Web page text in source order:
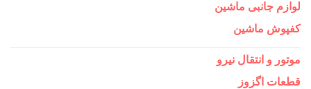
لوازم جانبی ماشین
کفپوش ماشین
موتور و انتقال نیرو
قطعات اگزوز